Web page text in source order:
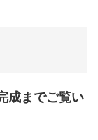
成までご覧い